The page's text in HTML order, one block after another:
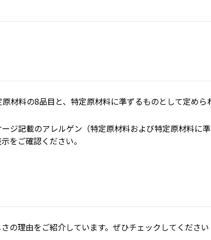
材料の8品目と、特定原材料に準ずるものとして定めら
ジ記載のアレルゲン（特定原材料および特定原材料に
をご確認ください。
の理由をご紹介しています。ぜひチェックしてください